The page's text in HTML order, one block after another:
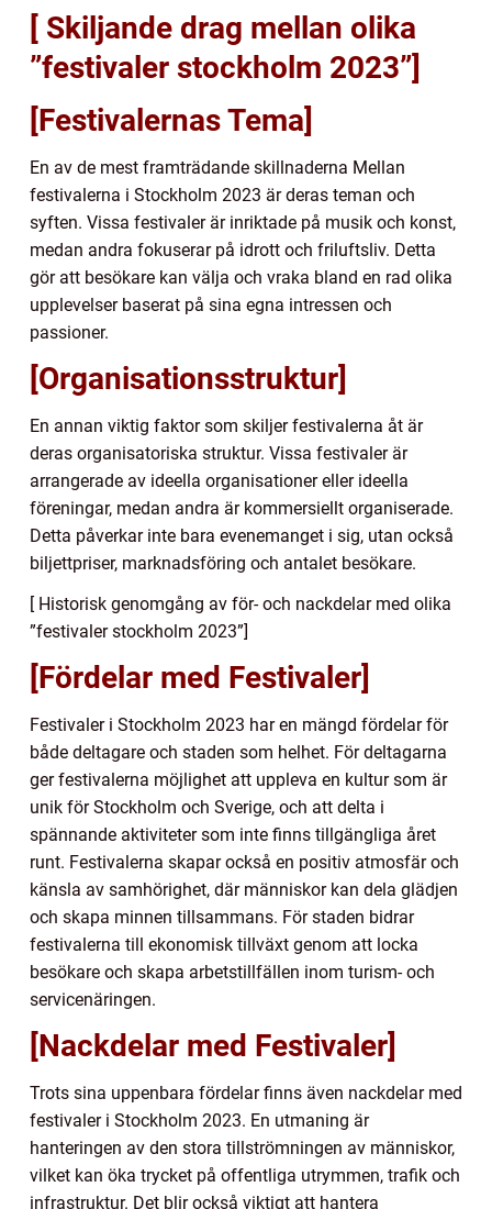
[ Skiljande drag mellan olika
”festivaler stockholm 2023”]
[Festivalernas Tema]
En av de mest framträdande skillnaderna Mellan
festivalerna i Stockholm 2023 är deras teman och
syften. Vissa festivaler är inriktade på musik och konst,
medan andra fokuserar på idrott och friluftsliv. Detta
gör att besökare kan välja och vraka bland en rad olika
upplevelser baserat på sina egna intressen och
passioner.
[Organisationsstruktur]
En annan viktig faktor som skiljer festivalerna åt är
deras organisatoriska struktur. Vissa festivaler är
arrangerade av ideella organisationer eller ideella
föreningar, medan andra är kommersiellt organiserade.
Detta påverkar inte bara evenemanget i sig, utan också
biljettpriser, marknadsföring och antalet besökare.
[ Historisk genomgång av för- och nackdelar med olika
”festivaler stockholm 2023”]
[Fördelar med Festivaler]
Festivaler i Stockholm 2023 har en mängd fördelar för
både deltagare och staden som helhet. För deltagarna
ger festivalerna möjlighet att uppleva en kultur som är
unik för Stockholm och Sverige, och att delta i
spännande aktiviteter som inte finns tillgängliga året
runt. Festivalerna skapar också en positiv atmosfär och
känsla av samhörighet, där människor kan dela glädjen
och skapa minnen tillsammans. För staden bidrar
festivalerna till ekonomisk tillväxt genom att locka
besökare och skapa arbetstillfällen inom turism- och
servicenäringen.
[Nackdelar med Festivaler]
Trots sina uppenbara fördelar finns även nackdelar med
festivaler i Stockholm 2023. En utmaning är
hanteringen av den stora tillströmningen av människor,
vilket kan öka trycket på offentliga utrymmen, trafik och
infrastruktur. Det blir också viktigt att hantera